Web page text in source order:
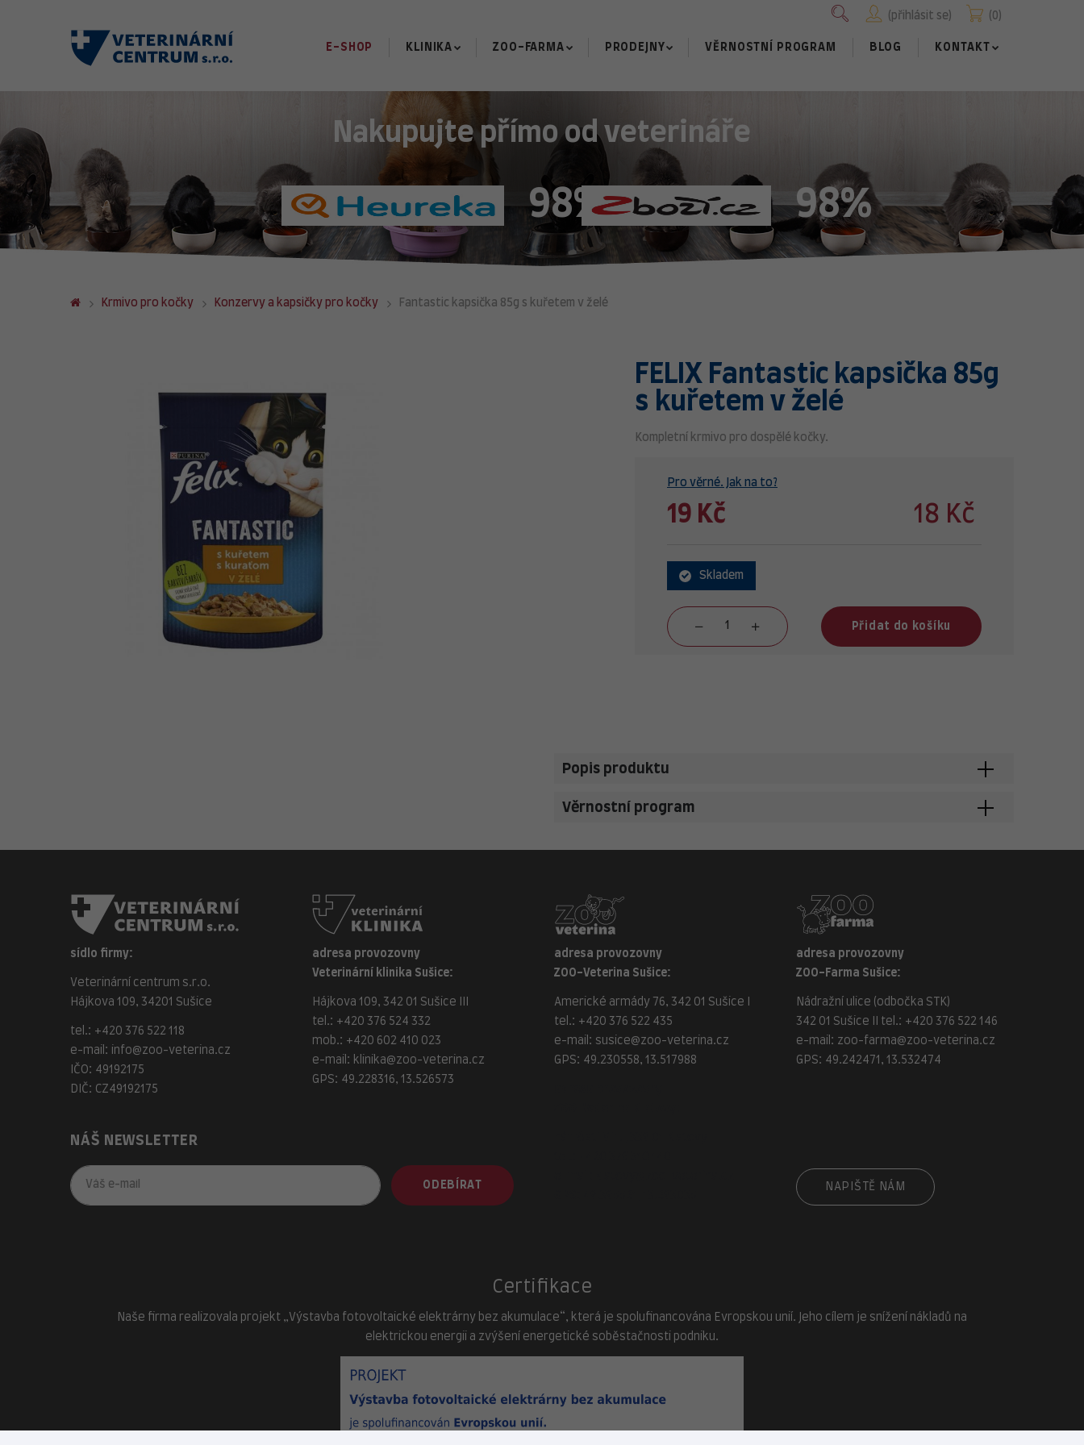
0
přihlásit se
E-SHOP KLINIKA ZOO-FARMA PRODEJNY VĚRNOSTNÍ PROGRAM BLOG KONTAKT
Nakupujte přímo od veterináře
98% 98%
Krmivo pro kočky Konzervy a kapsičky pro kočky Fantastic kapsička 85g s kuřetem v želé
FELIX Fantastic kapsička 85g
s kuřetem v želé
Kompletní krmivo pro dospělé kočky.
Pro věrné. Jak na to?
19 Kč 18 Kč
Skladem
Přidat do košíku
Popis produktu
Věrnostní program
sídlo firmy:
Veterinární centrum s.r.o.
Hájkova 109, 34201 Sušice
tel.: +420 376 522 118
e-mail:
info@zoo-veterina.cz
IČO: 49192175
DIČ: CZ49192175
adresa provozovny
Veterinární klinika Sušice:
Hájkova 109, 342 01 Sušice III
tel.: +420 376 524 332
mob.: +420 602 410 023
e-mail: klinika@zoo-veterina.cz
GPS: 49.228316, 13.526573
NÁŠ NEWSLETTER
ODEBÍRAT
adresa provozovny
ZOO-Veterina Sušice:
Americké armády 76, 342 01 Sušice I
tel.: +420 376 522 435
e-mail: susice@zoo-veterina.cz
GPS: 49.230558, 13.517988
adresa provozovny
ZOO-Farma Sušice:
Nádražní ulice (odbočka STK)
342 01 Sušice II tel.: +420 376 522 146
e-mail: zoo-farma@zoo-veterina.cz
GPS: 49.242471, 13.532474
NAPIŠTĚ NÁM
Certifikace
Naše firma realizovala projekt „Výstavba fotovoltaické elektrárny bez akumulace“, která je spolufinancována Evropskou unií. Jeho cílem je snížení nákladů na
elektrickou energii a zvýšení energetické soběstačnosti podniku.